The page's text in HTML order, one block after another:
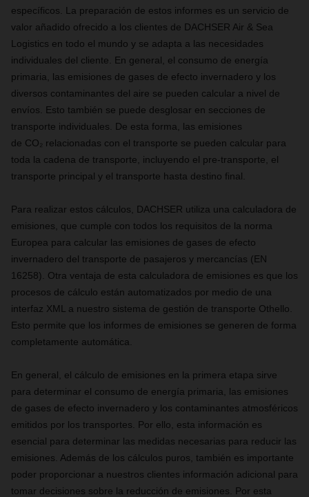
específicos. La preparación de estos informes es un servicio de
valor añadido ofrecido a los clientes de DACHSER Air & Sea
Logistics en todo el mundo y se adapta a las necesidades
individuales del cliente. En general, el consumo de energía
primaria, las emisiones de gases de efecto invernadero y los
diversos contaminantes del aire se pueden calcular a nivel de
envíos. Esto también se puede desglosar en secciones de
transporte individuales. De esta forma, las emisiones
de CO₂ relacionadas con el transporte se pueden calcular para
toda la cadena de transporte, incluyendo el pre-transporte, el
transporte principal y el transporte hasta destino final.
Para realizar estos cálculos, DACHSER utiliza una calculadora de
emisiones, que cumple con todos los requisitos de la norma
Europea para calcular las emisiones de gases de efecto
invernadero del transporte de pasajeros y mercancías (EN
16258). Otra ventaja de esta calculadora de emisiones es que los
procesos de cálculo están automatizados por medio de una
interfaz XML a nuestro sistema de gestión de transporte Othello.
Esto permite que los informes de emisiones se generen de forma
completamente automática.
En general, el cálculo de emisiones en la primera etapa sirve
para determinar el consumo de energía primaria, las emisiones
de gases de efecto invernadero y los contaminantes atmosféricos
emitidos por los transportes. Por ello, esta información es
esencial para determinar las medidas necesarias para reducir las
emisiones. Además de los cálculos puros, también es importante
poder proporcionar a nuestros clientes información adicional para
tomar decisiones sobre la reducción de emisiones. Por esta